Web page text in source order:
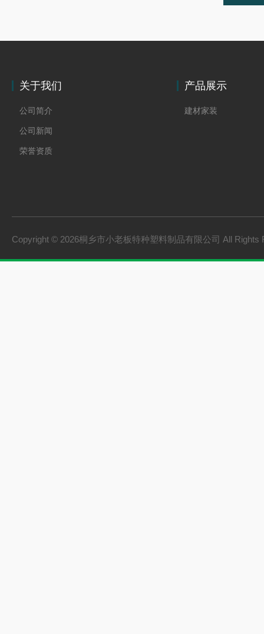
关于我们
公司简介
公司新闻
荣誉资质
产品展示
建材家装
Copyright © 2026桐乡市小老板特种塑料制品有限公司 All